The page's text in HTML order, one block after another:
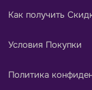
Как получить
Условия Покупки
Политика